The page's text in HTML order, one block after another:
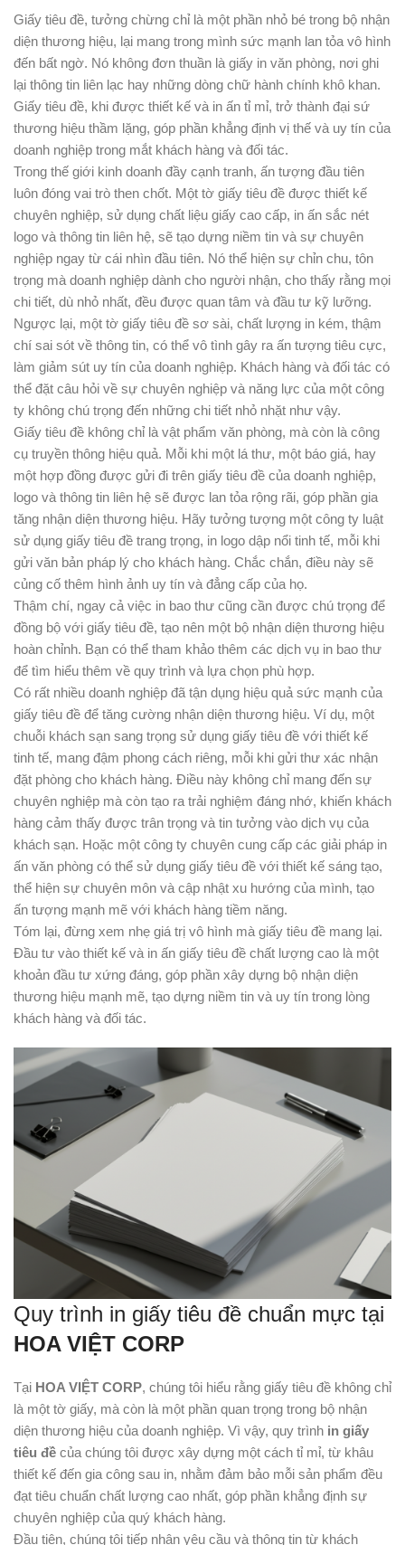
Giấy tiêu đề, tưởng chừng chỉ là một phần nhỏ bé trong bộ nhận
diện thương hiệu, lại mang trong mình sức mạnh lan tỏa vô hình
đến bất ngờ. Nó không đơn thuần là giấy in văn phòng, nơi ghi
lại thông tin liên lạc hay những dòng chữ hành chính khô khan.
Giấy tiêu đề, khi được thiết kế và in ấn tỉ mỉ, trở thành đại sứ
thương hiệu thầm lặng, góp phần khẳng định vị thế và uy tín của
doanh nghiệp trong mắt khách hàng và đối tác.
Trong thế giới kinh doanh đầy cạnh tranh, ấn tượng đầu tiên
luôn đóng vai trò then chốt. Một tờ giấy tiêu đề được thiết kế
chuyên nghiệp, sử dụng chất liệu giấy cao cấp, in ấn sắc nét
logo và thông tin liên hệ, sẽ tạo dựng niềm tin và sự chuyên
nghiệp ngay từ cái nhìn đầu tiên. Nó thể hiện sự chỉn chu, tôn
trọng mà doanh nghiệp dành cho người nhận, cho thấy rằng mọi
chi tiết, dù nhỏ nhất, đều được quan tâm và đầu tư kỹ lưỡng.
Ngược lại, một tờ giấy tiêu đề sơ sài, chất lượng in kém, thậm
chí sai sót về thông tin, có thể vô tình gây ra ấn tượng tiêu cực,
làm giảm sút uy tín của doanh nghiệp. Khách hàng và đối tác có
thể đặt câu hỏi về sự chuyên nghiệp và năng lực của một công
ty không chú trọng đến những chi tiết nhỏ nhặt như vậy.
Giấy tiêu đề không chỉ là vật phẩm văn phòng, mà còn là công
cụ truyền thông hiệu quả. Mỗi khi một lá thư, một báo giá, hay
một hợp đồng được gửi đi trên giấy tiêu đề của doanh nghiệp,
logo và thông tin liên hệ sẽ được lan tỏa rộng rãi, góp phần gia
tăng nhận diện thương hiệu. Hãy tưởng tượng một công ty luật
sử dụng giấy tiêu đề trang trọng, in logo dập nổi tinh tế, mỗi khi
gửi văn bản pháp lý cho khách hàng. Chắc chắn, điều này sẽ
củng cố thêm hình ảnh uy tín và đẳng cấp của họ.
Thậm chí, ngay cả việc in bao thư cũng cần được chú trọng để
đồng bộ với giấy tiêu đề, tạo nên một bộ nhận diện thương hiệu
hoàn chỉnh. Bạn có thể tham khảo thêm các dịch vụ in bao thư
để tìm hiểu thêm về quy trình và lựa chọn phù hợp.
Có rất nhiều doanh nghiệp đã tận dụng hiệu quả sức mạnh của
giấy tiêu đề để tăng cường nhận diện thương hiệu. Ví dụ, một
chuỗi khách sạn sang trọng sử dụng giấy tiêu đề với thiết kế
tinh tế, mang đậm phong cách riêng, mỗi khi gửi thư xác nhận
đặt phòng cho khách hàng. Điều này không chỉ mang đến sự
chuyên nghiệp mà còn tạo ra trải nghiệm đáng nhớ, khiến khách
hàng cảm thấy được trân trọng và tin tưởng vào dịch vụ của
khách sạn. Hoặc một công ty chuyên cung cấp các giải pháp in
ấn văn phòng có thể sử dụng giấy tiêu đề với thiết kế sáng tạo,
thể hiện sự chuyên môn và cập nhật xu hướng của mình, tạo
ấn tượng mạnh mẽ với khách hàng tiềm năng.
Tóm lại, đừng xem nhẹ giá trị vô hình mà giấy tiêu đề mang lại.
Đầu tư vào thiết kế và in ấn giấy tiêu đề chất lượng cao là một
khoản đầu tư xứng đáng, góp phần xây dựng bộ nhận diện
thương hiệu mạnh mẽ, tạo dựng niềm tin và uy tín trong lòng
khách hàng và đối tác.
Quy trình in giấy tiêu đề chuẩn mực tại
HOA VIỆT CORP
Tại HOA VIỆT CORP, chúng tôi hiểu rằng giấy tiêu đề không chỉ
là một tờ giấy, mà còn là một phần quan trọng trong bộ nhận
diện thương hiệu của doanh nghiệp. Vì vậy, quy trình in giấy
tiêu đề của chúng tôi được xây dựng một cách tỉ mỉ, từ khâu
thiết kế đến gia công sau in, nhằm đảm bảo mỗi sản phẩm đều
đạt tiêu chuẩn chất lượng cao nhất, góp phần khẳng định sự
chuyên nghiệp của quý khách hàng.
Đầu tiên, chúng tôi tiếp nhận yêu cầu và thông tin từ khách